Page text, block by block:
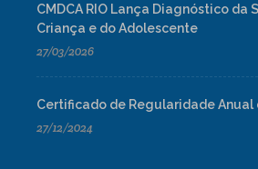
CMDCA RIO Lança Diagnóstico da
Criança e do Adolescente
27/03/2026
Certificado de Regularidade Anual
27/12/2024